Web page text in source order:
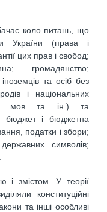
коло питань, що
України (права і
цих прав і свобод;
громадянство;
та осіб без
і національних
мов та ін.) та
бюджет і бюджетна
податки і збори;
символів;
і змістом. У теорії
конституційні
та інші особливі